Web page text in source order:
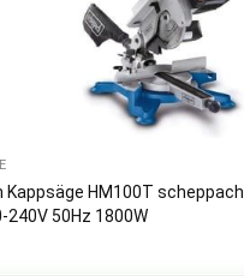
Kappsäge HM100T scheppach
240V 50Hz 1800W